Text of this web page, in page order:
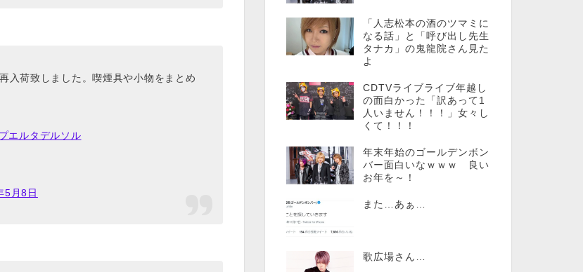
入荷致しました。喫煙具や小物をまとめ
エルタデルソル
5月8日
「人志松本の酒のツマミに
なる話」と「呼び出し先生
タナカ」の鬼龍院さん見た
よ
CDTVライブライブ年越し
の面白かった「訳あって1
人いません！！！」女々し
くて！！！
年末年始のゴールデンボン
バー面白いなｗｗｗ 良い
お年を～！
また…あぁ…
歌広場さん…